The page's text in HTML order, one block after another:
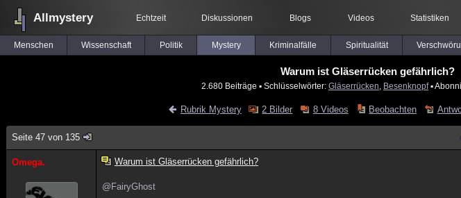
Allmystery Echtzeit Diskussionen Blogs Videos Statistiken
Menschen Wissenschaft Politik Mystery Kriminalfälle Spiritualität
Warum ist Gläserrücken gefährlich?
2.680 Beiträge ▪ Schlüsselwörter: Gläserrücken Besenknopf▪
Rubrik Mystery 2 Bilder 8 Videos Beobachten
Seite 47 von 135
Omega. Warum ist Gläserrücken gefährlich?
@FairyGhost